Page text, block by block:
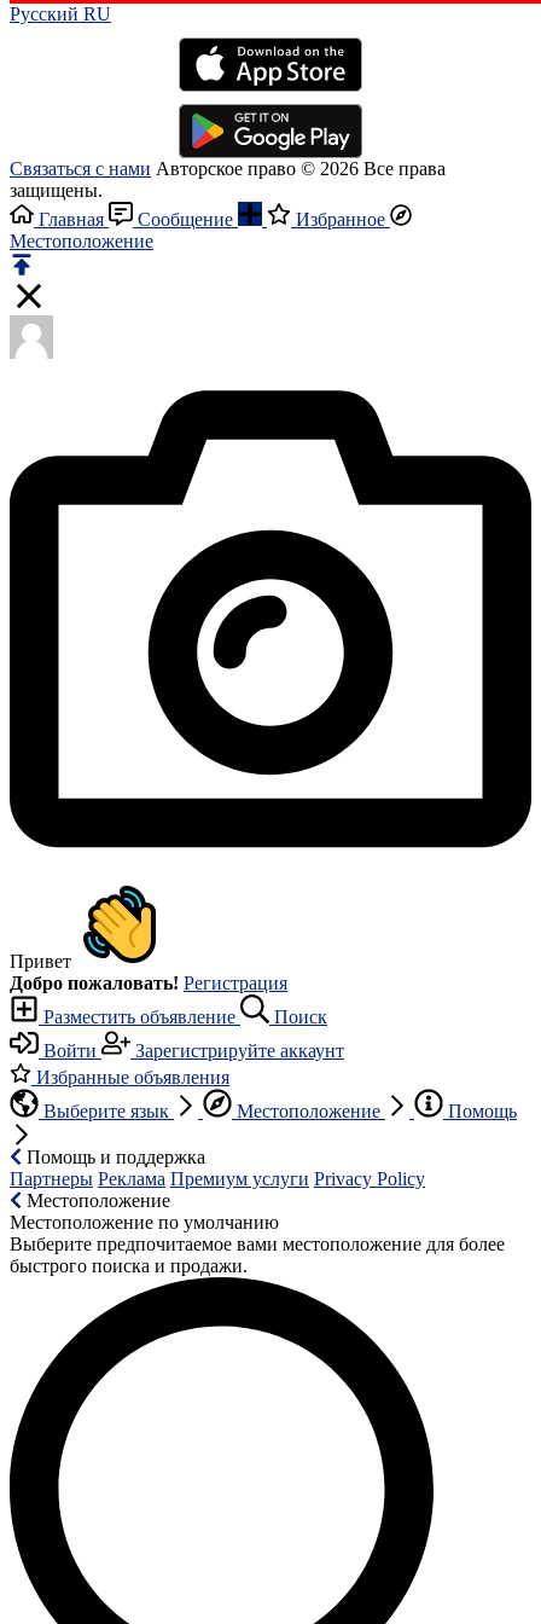
Русский RU‎
Связаться с нами Авторское право © 2026 Все права
защищены.
Главная
Сообщение
Избранное
Местоположение
Привет
Добро пожаловать! Регистрация
Разместить объявление
Поиск
Войти
Зарегистрируйте аккаунт
Избранные объявления
Выберите язык
Местоположение Помощь
Помощь и поддержка
Партнеры Реклама Премиум услуги Privacy Policy
Местоположение
Местоположение по умолчанию
Выберите предпочитаемое вами местоположение для более
быстрого поиска и продажи.